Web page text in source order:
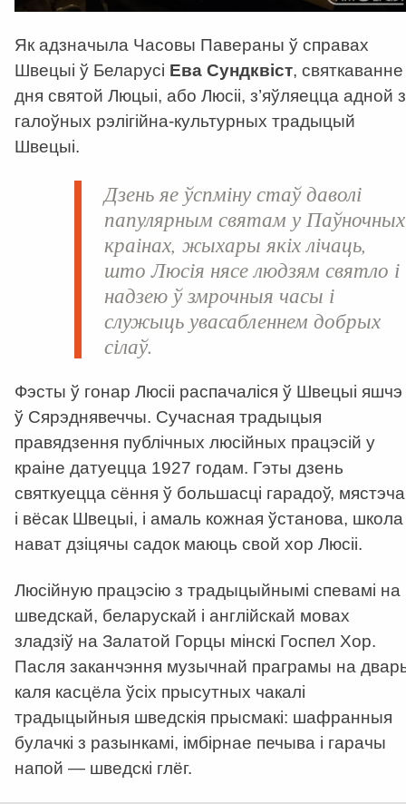
Як адзначыла Часовы Павераны ў справах
Швецыі ў Беларусі Ева Сундквіст, святкаванне
дня святой Люцыі, або Люсіі, з’яўляецца адной з
галоўных рэлігійна-культурных традыцый
Швецыі.
Дзень яе ўспміну стаў даволі
папулярным святам у Паўночных
краінах, жыхары якіх лічаць,
што Люсія нясе людзям святло і
надзею ў змрочныя часы і
служыць увасабленнем добрых
сілаў.
Фэсты ў гонар Люсіі распачаліся ў Швецыі яшчэ
ў Сярэднявеччы. Сучасная традыцыя
правядзення публічных люсійных працэсій у
краіне датуецца 1927 годам. Гэты дзень
святкуецца сёння ў большасці гарадоў,
і вёсак Швецыі, і амаль кожная ўстанова, школа
нават дзіцячы садок маюць свой хор Люсіі.
Люсійную працэсію з традыцыйнымі спевамі на
шведскай, беларускай і англійскай мовах
зладзіў на Залатой Горцы мінскі Госпел Хор.
Пасля заканчэння музычнай праграмы на
каля касцёла ўсіх прысутных чакалі
традыцыйныя шведскія прысмакі: шафранныя
булачкі з разынкамі, імбірнае печыва і гарачы
напой — шведскі глёг.